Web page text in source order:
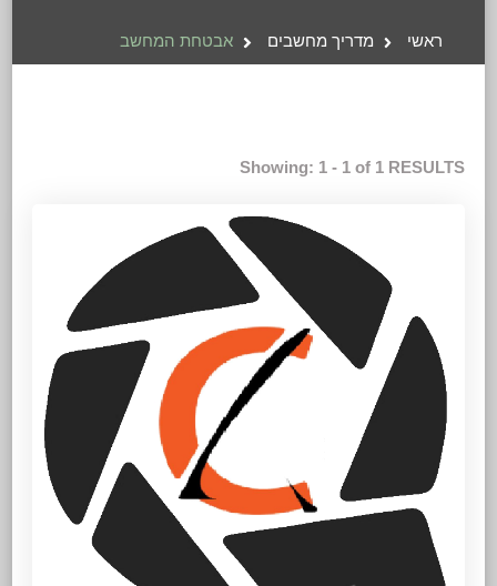
ראשי מדריך מחשבים אבטחת המחשב
Showing: 1 - 1 of 1 RESULTS